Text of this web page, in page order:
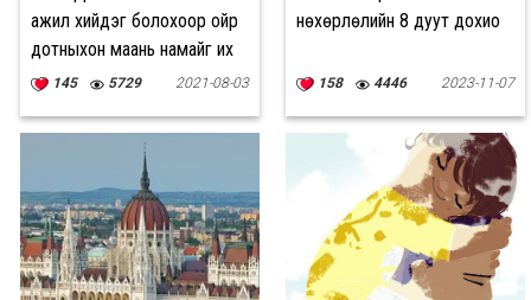
ажил хийдэг болохоор ойр
дотныхон маань намайг их
зэмлэдэг
145 5729 2021-08-03
нөхөрлөлийн 8 дуут дохио
158 4446 2023-11-07